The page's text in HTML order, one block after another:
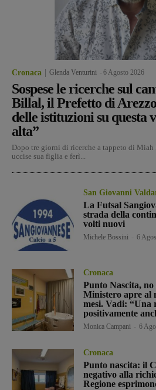
Cronaca Glenda Venturini 6 Agosto 2026
Sospese le ricerche sul
Billal, il Prefetto di
delle istituzioni su questa
alta”
Dopo tre giorni di ricerche a tappeto di
uccise sua figlia e ferì...
San Giovanni
La Futsal
strada della
volti nuovi
Michele Bossini 6
Cronaca
Punto Nascita,
Ministero apre al
mesi. Vadi: “Una
positivamente
Monica Campani 6
Cronaca
Punto nascita: il
negativo alla
Regione